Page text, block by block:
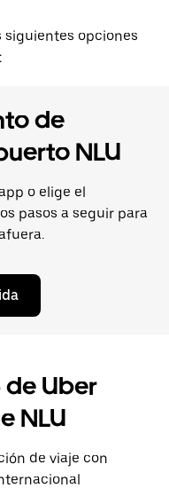
siguientes opciones
de
NLU
o elige el
pasos a seguir para
de Uber
NLU
de viaje con